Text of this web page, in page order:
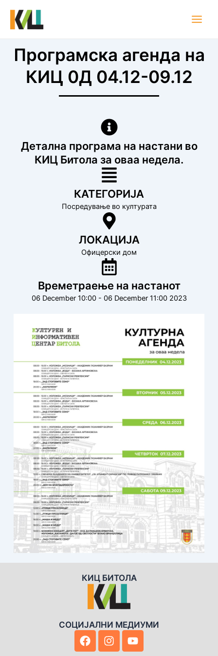
content
Програмска агенда на
КИЦ 0Д 04.12-09.12
Детална програма на настани во
КИЦ Битола за оваа недела.
КАТЕГОРИЈА
Посредување во културата
ЛОКАЦИЈА
Офицерски дом
Времетраење на настанот
06 December 10:00 - 06 December 11:00 2023
КИЦ БИТОЛА
СОЦИЈАЛНИ МЕДИУМИ
F
a
I
n
Y
o